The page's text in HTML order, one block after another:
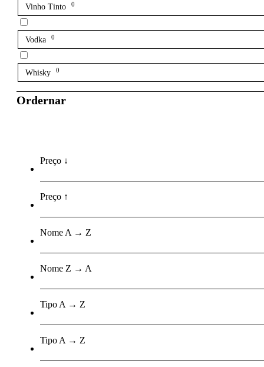
Vinho Tinto 0
Vodka 0
Whisky 0
Ordernar
Preço ↓
Preço ↑
Nome A → Z
Nome Z → A
Tipo A → Z
Tipo A → Z